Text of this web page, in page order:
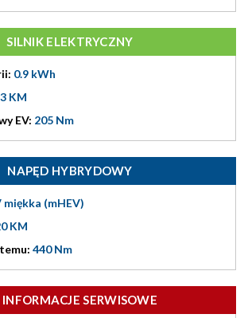
SILNIK ELEKTRYCZNY
0.9 kWh
KM
EV: 205 Nm
NAPĘD HYBRYDOWY
miękka (mHEV)
KM
440 Nm
INFORMACJE SERWISOWE